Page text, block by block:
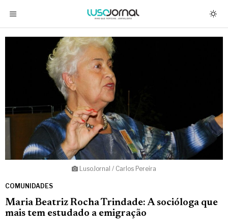
LusoJornal / Carlos Pereira
COMUNIDADES
Maria Beatriz Rocha Trindade: A socióloga que
mais tem estudado a emigração